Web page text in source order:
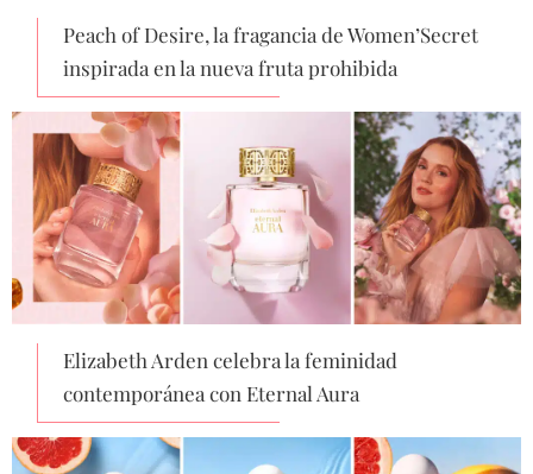
Peach of Desire, la fragancia de Women’Secret
inspirada en la nueva fruta prohibida
Elizabeth Arden celebra la feminidad
contemporánea con Eternal Aura